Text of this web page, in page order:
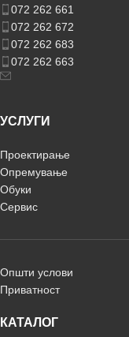
072 262 661
072 262 672
072 262 683
072 262 663
УСЛУГИ
Проектирање
Опремување
Обуки
Сервис
Општи услови
Приватност
КАТАЛОГ